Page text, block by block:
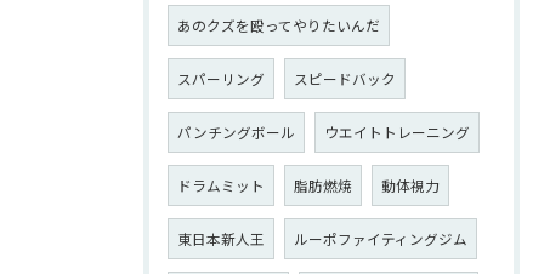
あのクズを殴ってやりたいんだ
スパーリング スピードバック
パンチングボール ウエイトトレーニング
ドラムミット 脂肪燃焼 動体視力
東日本新人王 ルーポファイティングジム